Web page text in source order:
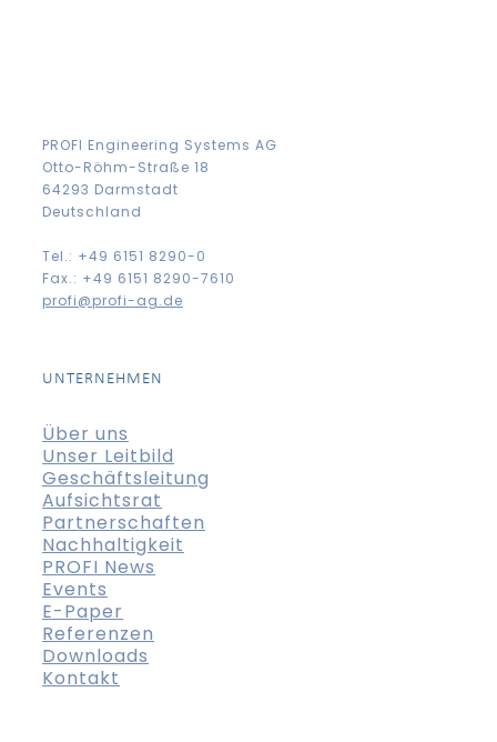
PROFI Engineering Systems AG
Otto-Röhm-Straße 18
64293 Darmstadt
Deutschland
Tel.: +49 6151 8290-0
Fax.: +49 6151 8290-7610
profi@profi-ag.de
UNTERNEHMEN
Über uns
Unser Leitbild
Geschäftsleitung
Aufsichtsrat
Partnerschaften
Nachhaltigkeit
PROFI News
Events
E-Paper
Referenzen
Downloads
Kontakt